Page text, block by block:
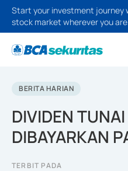
Start your investment journey
stock market wherever you
BERITA HARIAN
DIVIDEN
DIBAYARKAN
TERBIT PADA